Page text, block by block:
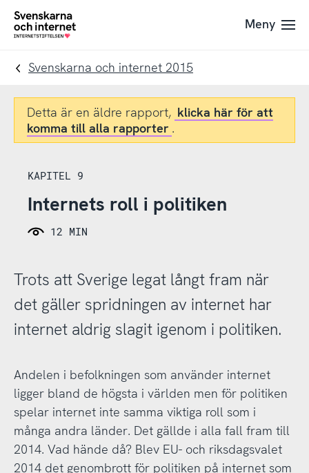
Till
navigation
Till
innehåll
To
Meny
Svenskarna och internet 2015
Detta är en äldre rapport, klicka här för att
komma till alla rapporter .
KAPITEL 9
Internets roll i politiken
12 MIN
Trots att Sverige legat långt fram när
det gäller spridningen av internet har
internet aldrig slagit igenom i politiken.
Andelen i befolkningen som använder internet
ligger bland de högsta i världen men för politiken
spelar internet inte samma viktiga roll som i
många andra länder. Det gällde i alla fall fram till
2014. Vad hände då? Blev EU- och riksdagsvalet
2014 det genombrott för politiken på internet som